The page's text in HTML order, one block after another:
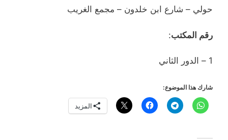
حولي – شارع ابن خلدون – مجمع الغريب
رقم المكتب:
1 – الدور الثاني
شارك هذا الموضوع:
المزيد